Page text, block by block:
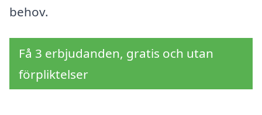
behov.
Få 3 erbjudanden, gratis och utan
förpliktelser